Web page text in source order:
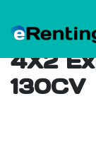
4X2
130CV